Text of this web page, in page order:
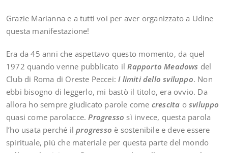
Grazie Marianna e a tutti voi per aver organizzato a Udine
questa manifestazione!
Era da 45 anni che aspettavo questo momento, da quel
1972 quando venne pubblicato ilRapporto Meadows del
Club di Roma di Oreste Peccei:I limiti dello sviluppo. Non
ebbi bisogno di leggerlo, mi bastò il titolo, era ovvio. Da
allora ho sempre giudicato parole come crescita osviluppo
quasi come parolacce.Progresso sì invece, questa parola
l’ho usata perché ilprogresso è sostenibile e deve essere
spirituale, più che materiale per questa parte del mondo